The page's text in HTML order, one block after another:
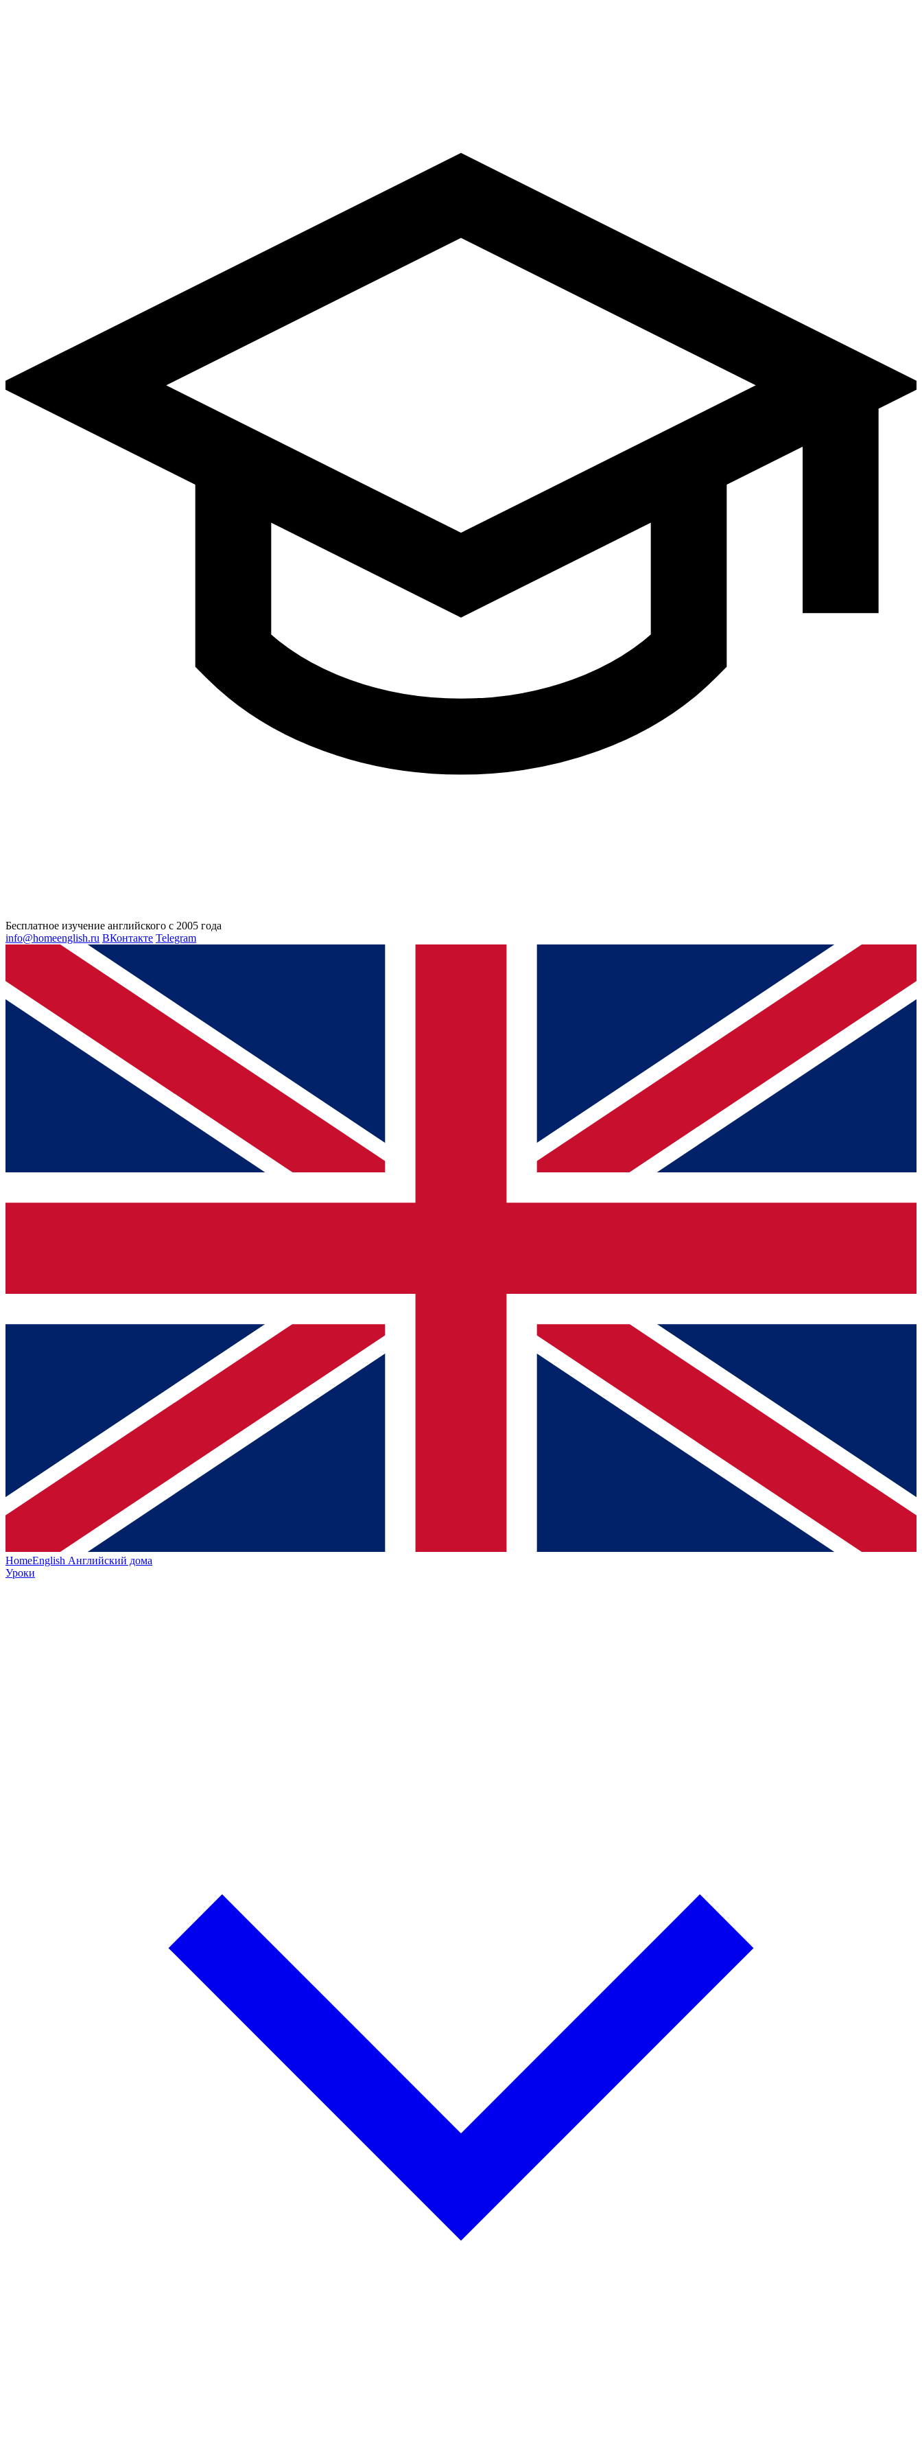
Бесплатное изучение английского с 2005 года
info@homeenglish.ru ВКонтакте Telegram
HomeEnglish Английский дома
Уроки